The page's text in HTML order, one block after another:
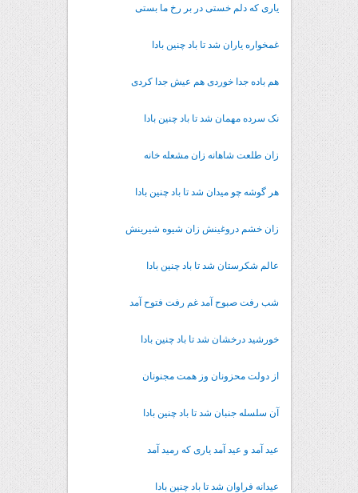
یاری که دلم خستی در بر رخ ما بستی
غمخواره یاران شد تا باد چنین بادا
هم باده جدا خوردی هم عیش جدا کردی
نک سرده مهمان شد تا باد چنین بادا
زان طلعت شاهانه زان مشعله خانه
هر گوشه چو میدان شد تا باد چنین بادا
زان خشم دروغینش زان شیوه شیرینش
عالم شکرستان شد تا باد چنین بادا
شب رفت صبوح آمد غم رفت فتوح آمد
خورشید درخشان شد تا باد چنین بادا
از دولت محزونان وز همت مجنونان
آن سلسله جنبان شد تا باد چنین بادا
عید آمد و عید آمد یاری که رمید آمد
عیدانه فراوان شد تا باد چنین بادا